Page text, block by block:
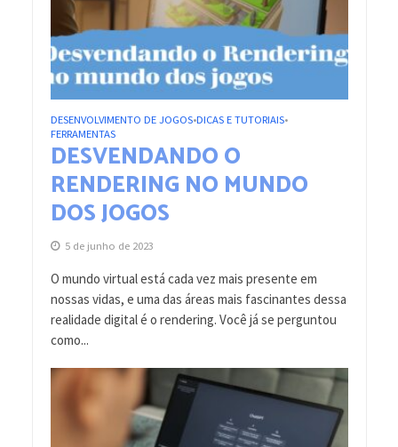
DESENVOLVIMENTO DE JOGOS•DICAS E TUTORIAIS•
FERRAMENTAS
DESVENDANDO O
RENDERING NO MUNDO
DOS JOGOS
5 de junho de 2023
O mundo virtual está cada vez mais presente em
nossas vidas, e uma das áreas mais fascinantes dessa
realidade digital é o rendering. Você já se perguntou
como...